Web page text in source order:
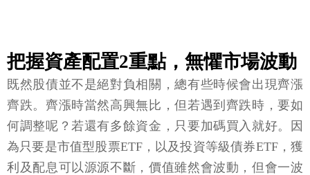
把握資產配置2重點，無懼市場波動
既然股債並不是絕對負相關，總有些時候會出現齊漲
齊跌。齊漲時當然高興無比，但若遇到齊跌時，要如
何調整呢？若還有多餘資金，只要加碼買入就好。因
為只要是市值型股票ETF，以及投資等級債券ETF，獲
利及配息可以源源不斷，價值雖然會波動，但會一波